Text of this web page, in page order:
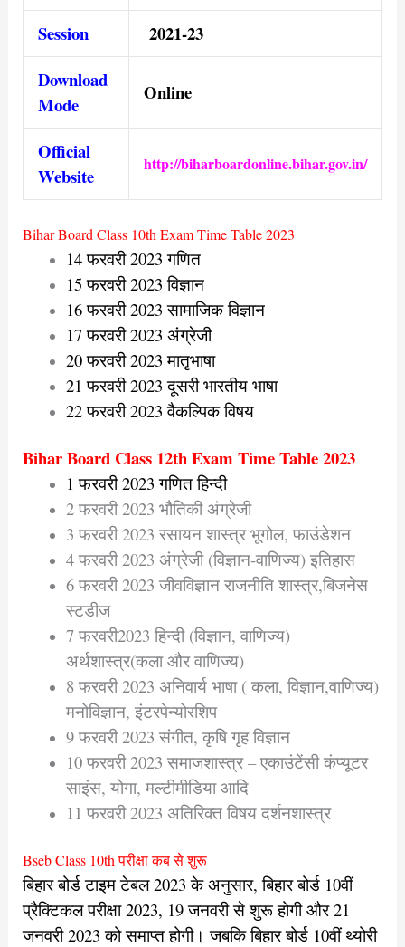
Session
2021-23
Download
Mode
Online
Official
Website
http://biharboardonline.bihar.gov.in/
Bihar Board Class 10th Exam Time Table 2023
14 फरवरी 2023 गणित
15 फरवरी 2023 विज्ञान
16 फरवरी 2023 सामाजिक विज्ञान
17 फरवरी 2023 अंग्रेजी
20 फरवरी 2023 मातृभाषा
21 फरवरी 2023 दूसरी भारतीय भाषा
22 फरवरी 2023 वैकल्पिक विषय
Bihar Board Class 12th Exam Time Table 2023
1 फरवरी 2023 गणित हिन्दी
2 फरवरी 2023 भौतिकी अंग्रेजी
3 फरवरी 2023 रसायन शास्त्र भूगोल, फाउंडेशन
4 फरवरी 2023 अंग्रेजी (विज्ञान-वाणिज्य) इतिहास
6 फरवरी 2023 जीवविज्ञान राजनीति शास्त्र,बिजनेस
स्टडीज
7 फरवरी2023 हिन्दी (विज्ञान, वाणिज्य)
अर्थशास्त्र(कला और वाणिज्य)
8 फरवरी 2023 अनिवार्य भाषा ( कला, विज्ञान,वाणिज्य)
मनोविज्ञान, इंटरपेन्योरशिप
9 फरवरी 2023 संगीत, कृषि गृह विज्ञान
10 फरवरी 2023 समाजशास्त्र – एकाउंटेंसी कंप्यूटर
साइंस, योगा, मल्टीमीडिया आदि
11 फरवरी 2023 अतिरिक्त विषय दर्शनशास्त्र
Bseb Class 10th परीक्षा कब से शुरू
बिहार बोर्ड टाइम टेबल 2023 के अनुसार, बिहार बोर्ड 10वीं
प्रैक्टिकल परीक्षा 2023, 19 जनवरी से शुरू होगी और 21
जनवरी 2023 को समाप्त होगी। जबकि बिहार बोर्ड 10वीं थ्योरी